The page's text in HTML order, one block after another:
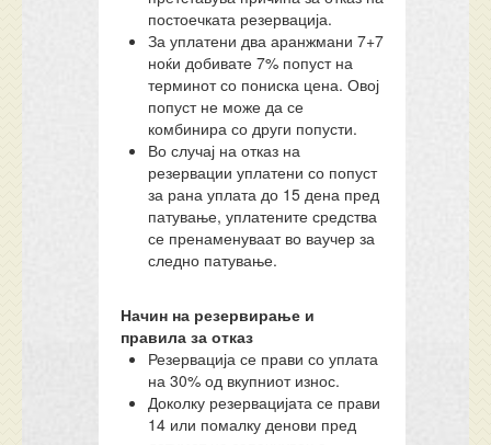
постоечката резервација.
За уплатени два аранжмани 7+7
ноќи добивате 7% попуст на
терминот со пониска цена. Овој
попуст не може да се
комбинира со други попусти.
Во случај на отказ на
резервации уплатени со попуст
за рана уплата до 15 дена пред
патување, уплатените средства
се пренаменуваат во ваучер за
следно патување.
Начин на резервирање и
правила за отказ
Резервација се прави со уплата
на 30% од вкупниот износ.
Доколку резервацијата се прави
14 или помалку денови пред